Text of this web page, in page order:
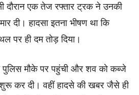
दौरान एक तेज रफ्तार ट्रक ने उनकी
दी। हादसा इतना भीषण था कि
पर ही दम तोड़ दिया।
पुलिस मौके पर पहुंची और शव को कब्जे
शुरू कर दी। वहीं हादसे की खबर जैसे ही